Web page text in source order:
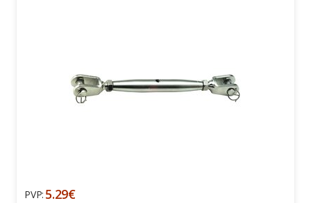
PVP: 5.29€